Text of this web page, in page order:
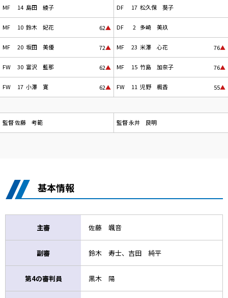
MF 14 島田 綾子
MF 10 鈴木 妃花 62▲
MF 20 坂田 美優 72▲
FW 30 富沢 藍那 62▲
FW 17 小澤 寛 62▲
監督佐藤 考範
DF 17 松久保 葵子
DF 2 多崎 美玖
MF 23 米澤 心花 76▲
MF 15 竹島 加奈子 76▲
FW 11 児野 楓香 55▲
監督永井 良明
基本情報
主審 佐藤 颯音
副審 鈴木 寿士、吉田 純平
第4の審判員 黒木 陽